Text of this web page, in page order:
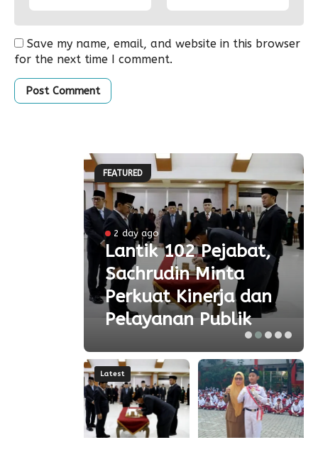
Save my name, email, and website in this browser
for the next time I comment.
FEATURED
2 day ago
Lantik 102 Pejabat,
Sachrudin Minta
Perkuat Kinerja dan
Pelayanan Publik
Latest